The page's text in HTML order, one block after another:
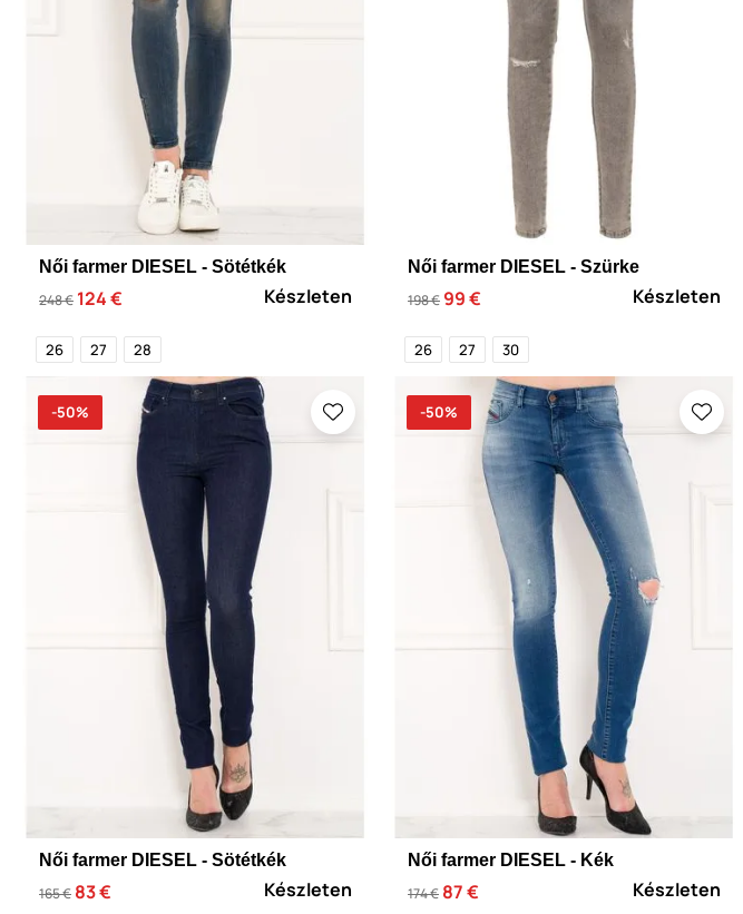
Női farmer DIESEL - Sötétkék
248 € 124 € Készleten
26 27 28
Női farmer DIESEL - Szürke
198 € 99 € Készleten
26 27 30
-50%
Női farmer DIESEL - Sötétkék
165 € 83 € Készleten
-50%
Női farmer DIESEL - Kék
174 € 87 € Készleten